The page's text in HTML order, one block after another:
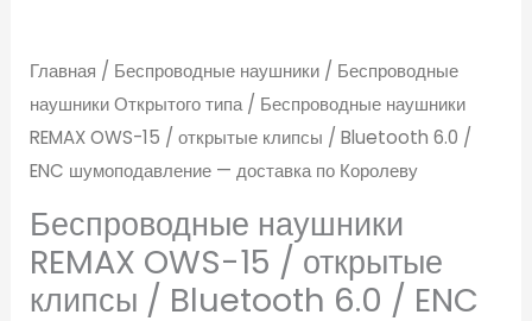
Главная / Беспроводные наушники / Беспроводные
наушники Открытого типа/ Беспроводные наушники
REMAX OWS-15 / открытые клипсы / Bluetooth 6.0 /
ENC шумоподавление — доставка по Королеву
Беспроводные наушники
REMAX OWS-15 / открытые
клипсы / Bluetooth 6.0 / ENC